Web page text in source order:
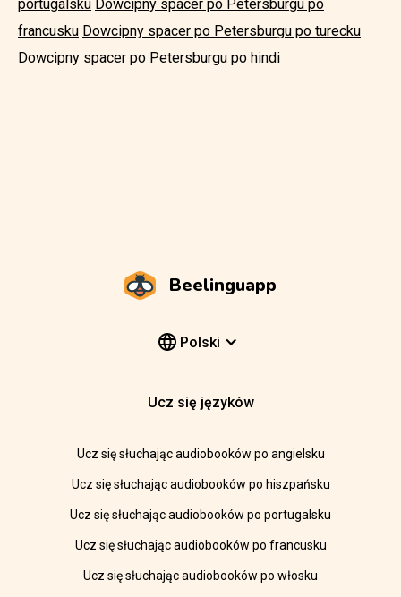
portugalsku Dowcipny spacer po Petersburgu po
francusku Dowcipny spacer po Petersburgu po turecku
Dowcipny spacer po Petersburgu po hindi
Beelinguapp
Polski
Ucz się języków
Ucz się słuchając audiobooków po angielsku
Ucz się słuchając audiobooków po hiszpańsku
Ucz się słuchając audiobooków po portugalsku
Ucz się słuchając audiobooków po francusku
Ucz się słuchając audiobooków po włosku